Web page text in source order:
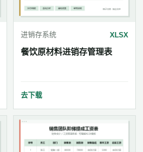
进销存系统 XLSX
餐饮原材料进销存管理表
去下载